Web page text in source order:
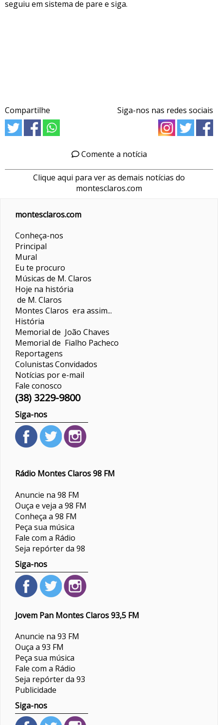
seguiu em sistema de pare e siga.
Compartilhe Siga-nos nas redes sociais
Comente a notícia
Clique aqui para ver as demais notícias do
montesclaros.com
montesclaros.com
Conheça-nos
Principal
Mural
Eu te procuro
Músicas de M. Claros
Hoje na história
de M. Claros
Montes Claros era assim...
História
Memorial de João Chaves
Memorial de Fialho Pacheco
Reportagens
ColunistasConvidados
Notícias por e-mail
Fale conosco
(38) 3229-9800
Siga-nos
Rádio Montes Claros 98 FM
Anuncie na 98 FM
Ouça e veja a 98 FM
Conheça a 98 FM
Peça sua música
Fale com a Rádio
Seja repórter da 98
Siga-nos
Jovem Pan Montes Claros 93,5 FM
Anuncie na 93 FM
Ouça a 93 FM
Peça sua música
Fale com a Rádio
Seja repórter da 93
Publicidade
Siga-nos